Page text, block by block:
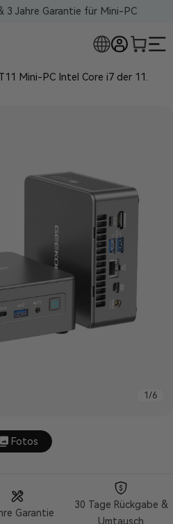
3 Jahre Garantie für Mini-PC
Mini-PC Intel Core i7 der 11.
1 /6
Fotos
Garantie
30 Tage Rückgabe &
Umtausch